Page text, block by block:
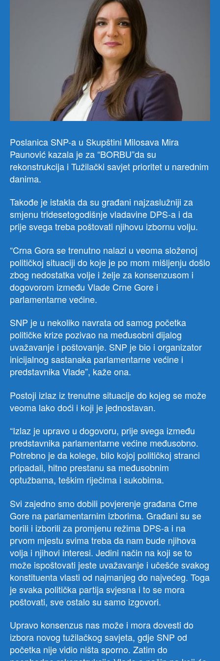
Poslanica SNP-a u Skupštini Milosava Mira
Paunović kazala je za “BORBU”da su
rekonstrukcija i Tužilački savjet prioritet u narednim
danima.
Takođe je istakla da su građani najzaslužniji za
smjenu tridesetogodišnje vladavine DPS-a i da
prije svega treba poštovati njihovu izbornu volju.
“Crna Gora se trenutno nalazi u veoma složenoj
političkoj situaciji do koje je po mom mišljenju došlo
zbog nedostatka volje i želje za konsenzusom i
dogovorom između Vlade Crne Gore i
parlamentarne većine.
SNP je u nekoliko navrata od samog početka
političke krize pozivao na međusobni dijalog
uvažavanje i poštovanje. SNP je bio i organizator
inicijalnog sastanaka parlamentarne većine i
predstavnika Vlade”, kaže ona.
Postoji izlaz iz trenutne situacije do kojeg se može
veoma lako doći i koji je jednostavan.
“Izlaz je upravo u dogovoru, prije svega između
predstavnika parlamentarne većine međusobno.
Potrebno je da kolege, bilo kojoj političkoj stranci
pripadali, hitno prestanu sa međusobnim
optužbama, teškim riječima i sukobima.
Svi zajedno smo dobili povjerenje građana Crne
Gore na parlamentarnim izborima. Građani su se
borili i izborili za promjenu režima DPS-a i na
prvom mjestu svima treba da nam bude njihova
volja i njihovi interesi. Jedini način na koji se to
može ispoštovati jeste uvažavanje i učešće svakog
konstituenta vlasti od najmanjeg do najvećeg. Toga
je svaka politička partija svjesna i to se mora
poštovati, sve ostalo su samo izgovori.
Upravo konsenzus nas može i mora dovesti do
izbora novog tužilačkog savjeta, gdje SNP od
početka nije vidio ništa sporno. Zatim do